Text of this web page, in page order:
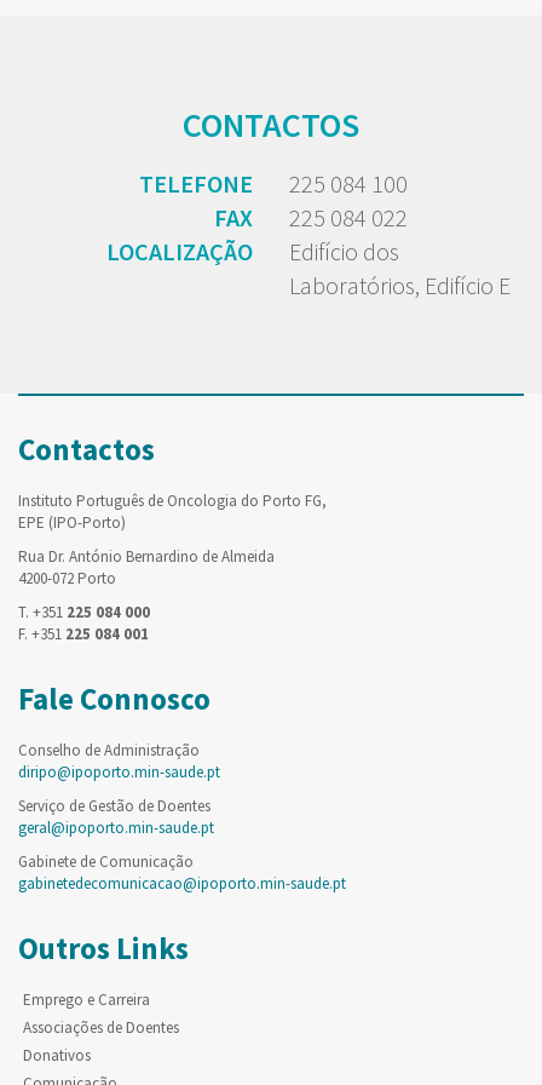
CONTACTOS
TELEFONE
225 084 100
FAX
225 084 022
LOCALIZAÇÃO
Edifício dos
Laboratórios, Edifício E
Contactos
Instituto Português de Oncologia do Porto FG,
EPE (IPO-Porto)
Rua Dr. António Bernardino de Almeida
4200-072 Porto
T. +351 225 084 000
F. +351 225 084 001
Fale Connosco
Conselho de Administração
diripo@ipoporto.min-saude.pt
Serviço de Gestão de Doentes
geral@ipoporto.min-saude.pt
Gabinete de Comunicação
gabinetedecomunicacao@ipoporto.min-saude.pt
Outros Links
Emprego e Carreira
Associações de Doentes
Donativos